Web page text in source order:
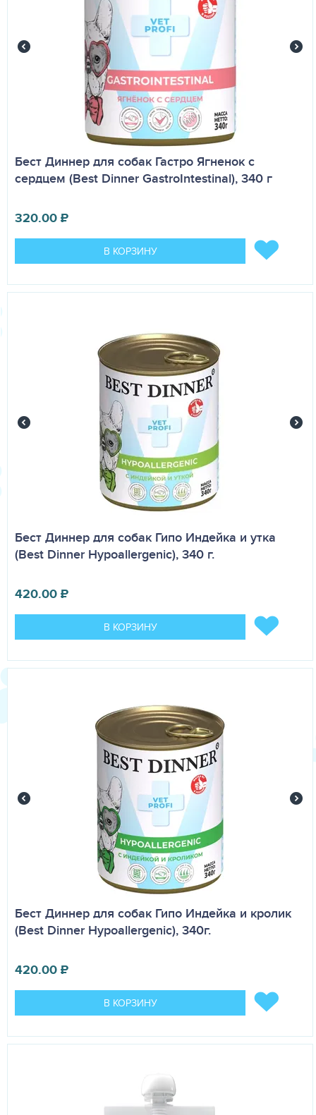
Бест Диннер для собак Гастро Ягненок с
сердцем (Best Dinner GastroIntestinal), 340 г
320.00₽
В КОРЗИНУ
Бест Диннер для собак Гипо Индейка и утка
(Best Dinner Hypoallergenic), 340 г.
420.00₽
В КОРЗИНУ
Бест Диннер для собак Гипо Индейка и кролик
(Best Dinner Hypoallergenic), 340г.
420.00₽
В КОРЗИНУ